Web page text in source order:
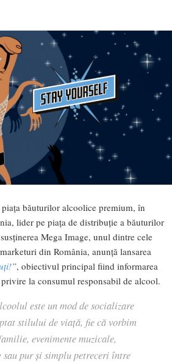
băuturilor alcoolice premium, în
lider pe piaţa de distribuţie a băuturilor
Mega Image, unul dintre cele
din România, anunţă lansarea
”, obiectivul principal fiind informarea
la consumul responsabil de alcool.
este un mod de socializare
stilului de viaţă, fie că vorbim
evenimente muzicale,
pur şi simplu petreceri între